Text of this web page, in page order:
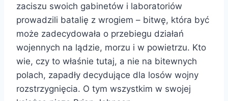
zaciszu swoich gabinetów i laboratoriów
prowadzili batalię z wrogiem – bitwę, która być
może zadecydowała o przebiegu działań
wojennych na lądzie, morzu i w powietrzu. Kto
wie, czy to właśnie tutaj, a nie na bitewnych
polach, zapadły decydujące dla losów wojny
rozstrzygnięcia. O tym wszystkim w swojej